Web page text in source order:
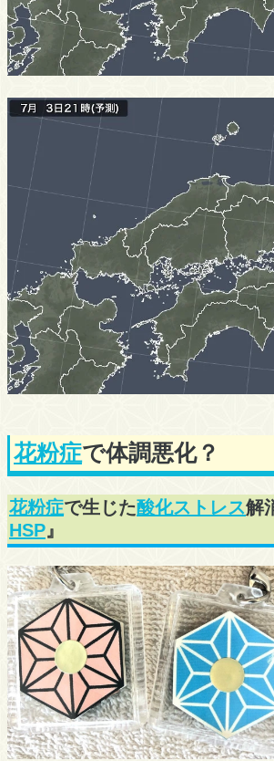
花粉症で体調悪化？
花粉症で生じた酸化ストレス解
HSP』